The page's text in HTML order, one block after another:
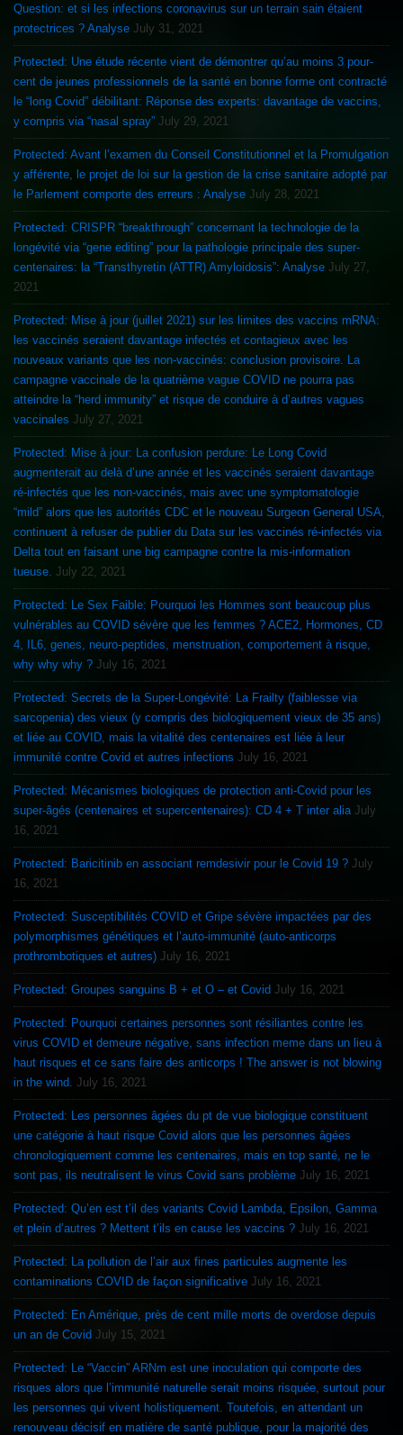
Question: et si les infections coronavirus sur un terrain sain étaient
protectrices ? Analyse July 31, 2021
Protected: Une étude récente vient de démontrer qu’au moins 3 pour-
cent de jeunes professionnels de la santé en bonne forme ont contracté
le “long Covid” débilitant: Réponse des experts: davantage de vaccins,
y compris via “nasal spray” July 29, 2021
Protected: Avant l’examen du Conseil Constitutionnel et la Promulgation
y afférente, le projet de loi sur la gestion de la crise sanitaire adopté par
le Parlement comporte des erreurs : Analyse July 28, 2021
Protected: CRISPR “breakthrough” concernant la technologie de la
longévité via “gene editing” pour la pathologie principale des super-
centenaires: la “Transthyretin (ATTR) Amyloidosis”: Analyse July 27,
2021
Protected: Mise à jour (juillet 2021) sur les limites des vaccins mRNA:
les vaccinés seraient davantage infectés et contagieux avec les
nouveaux variants que les non-vaccinés: conclusion provisoire. La
campagne vaccinale de la quatrième vague COVID ne pourra pas
atteindre la “herd immunity” et risque de conduire à d’autres vagues
vaccinales July 27, 2021
Protected: Mise à jour: La confusion perdure: Le Long Covid
augmenterait au delà d’une année et les vaccinés seraient davantage
ré-infectés que les non-vaccinés, mais avec une symptomatologie
“mild” alors que les autorités CDC et le nouveau Surgeon General USA,
continuent à refuser de publier du Data sur les vaccinés ré-infectés via
Delta tout en faisant une big campagne contre la mis-information
tueuse. July 22, 2021
Protected: Le Sex Faible: Pourquoi les Hommes sont beaucoup plus
vulnérables au COVID sévère que les femmes ? ACE2, Hormones, CD
4, IL6, genes, neuro-peptides, menstruation, comportement à risque,
why why why ? July 16, 2021
Protected: Secrets de la Super-Longévité: La Frailty (faiblesse via
sarcopenia) des vieux (y compris des biologiquement vieux de 35 ans)
et liée au COVID, mais la vitalité des centenaires est liée à leur
immunité contre Covid et autres infections July 16, 2021
Protected: Mécanismes biologiques de protection anti-Covid pour les
super-âgés (centenaires et supercentenaires): CD 4 + T inter alia July
16, 2021
Protected: Baricitinib en associant remdesivir pour le Covid 19 ? July
16, 2021
Protected: Susceptibilités COVID et Gripe sévère impactées par des
polymorphismes génétiques et l’auto-immunité (auto-anticorps
prothrombotiques et autres) July 16, 2021
Protected: Groupes sanguins B + et O – et Covid July 16, 2021
Protected: Pourquoi certaines personnes sont résiliantes contre les
virus COVID et demeure négative, sans infection meme dans un lieu à
haut risques et ce sans faire des anticorps ! The answer is not blowing
in the wind. July 16, 2021
Protected: Les personnes âgées du pt de vue biologique constituent
une catégorie à haut risque Covid alors que les personnes âgées
chronologiquement comme les centenaires, mais en top santé, ne le
sont pas, ils neutralisent le virus Covid sans problème July 16, 2021
Protected: Qu’en est t’il des variants Covid Lambda, Epsilon, Gamma
et plein d’autres ? Mettent t’ils en cause les vaccins ? July 16, 2021
Protected: La pollution de l’air aux fines particules augmente les
contaminations COVID de façon significative July 16, 2021
Protected: En Amérique, près de cent mille morts de overdose depuis
un an de Covid July 15, 2021
Protected: Le “Vaccin” ARNm est une inoculation qui comporte des
risques alors que l’immunité naturelle serait moins risquée, surtout pour
les personnes qui vivent holistiquement. Toutefois, en attendant un
renouveau décisif en matière de santé publique, pour la majorité des